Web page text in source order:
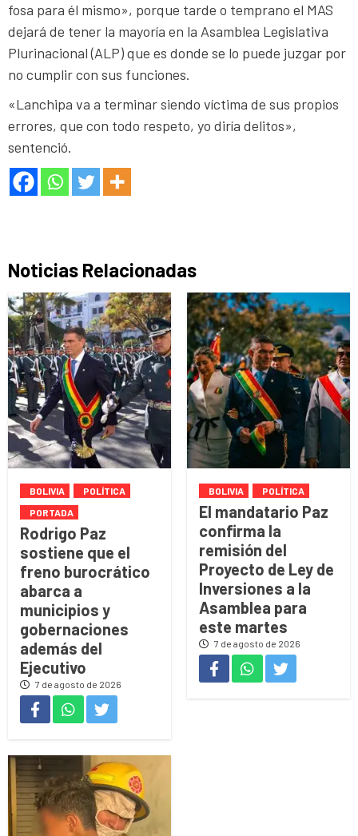
fosa para él mismo», porque tarde o temprano el MAS
dejará de tener la mayoría en la Asamblea Legislativa
Plurinacional (ALP) que es donde se lo puede juzgar por
no cumplir con sus funciones.
«Lanchipa va a terminar siendo víctima de sus propios
errores, que con todo respeto, yo diría delitos»,
sentenció.
Noticias Relacionadas
BOLIVIA
POLÍTICA
PORTADA
Rodrigo Paz
sostiene que el
freno burocrático
abarca a
municipios y
gobernaciones
además del
Ejecutivo
7 de agosto de 2026
BOLIVIA POLÍTICA
El mandatario Paz
confirma la
remisión del
Proyecto de Ley de
Inversiones a la
Asamblea para
este martes
7 de agosto de 2026